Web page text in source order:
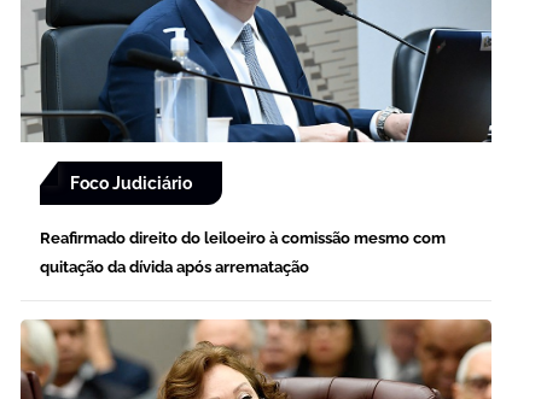
Foco Judiciário
Reafirmado direito do leiloeiro à comissão mesmo com
quitação da dívida após arrematação